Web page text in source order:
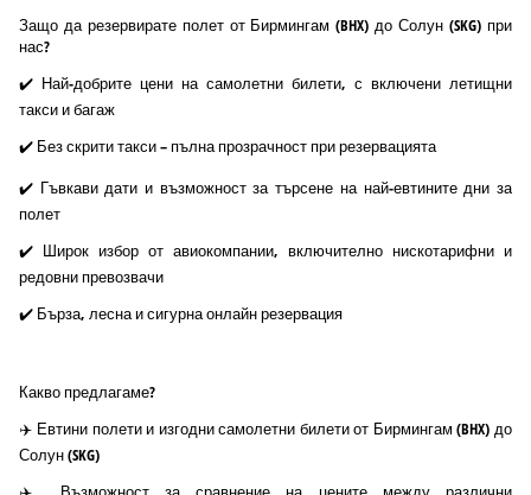
Защо да резервирате полет от Бирмингам (BHX) до Солун (SKG) при
нас?
✔️ Най-добрите цени на самолетни билети, с включени летищни
такси и багаж
✔️ Без скрити такси – пълна прозрачност при резервацията
✔️ Гъвкави дати и възможност за търсене на най-евтините дни за
полет
✔️ Широк избор от авиокомпании, включително нискотарифни и
редовни превозвачи
✔️ Бърза, лесна и сигурна онлайн резервация
Какво предлагаме?
✈️ Евтини полети и изгодни самолетни билети от Бирмингам (BHX) до
Солун (SKG)